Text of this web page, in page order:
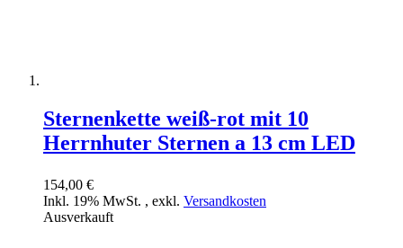
Sternenkette weiß-rot mit 10
Herrnhuter Sternen a 13 cm LED
154,00 €
Inkl. 19% MwSt. , exkl. Versandkosten
Ausverkauft